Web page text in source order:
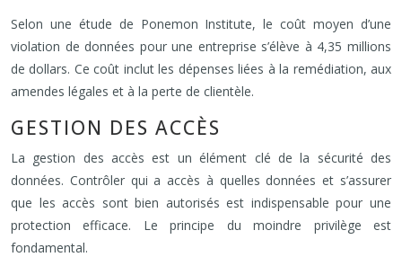
Selon une étude de Ponemon Institute, le coût moyen d’une
violation de données pour une entreprise s’élève à 4,35 millions
de dollars. Ce coût inclut les dépenses liées à la remédiation, aux
amendes légales et à la perte de clientèle.
GESTION DES ACCÈS
La gestion des accès est un élément clé de la sécurité des
données. Contrôler qui a accès à quelles données et s’assurer
que les accès sont bien autorisés est indispensable pour une
protection efficace. Le principe du moindre privilège est
fondamental.